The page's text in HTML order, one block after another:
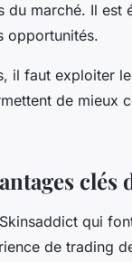
du marché. Il
opportunités.
il faut exploiter
de mieux
clés
qui
de trading